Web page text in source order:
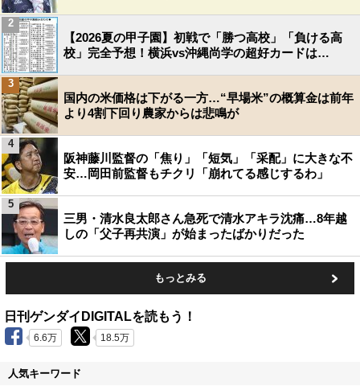
【2026夏の甲子園】初戦で「勝つ高校」「負ける高
校」完全予想！横浜vs沖縄尚学の超好カードは…
2
国内の米価格は下がる一方…“早場米”の概算金は前年
より4割下回り農家からは悲鳴が
3
阪神藤川監督の「焦り」「短気」「采配」に大きな不
安…岡田前監督もチクリ「崩れてる感じするわ」
4
三男・清水良太郎さん急死で清水アキラ沈痛…8年越
しの「父子再共演」が始まったばかりだった
5
もっとみる
日刊ゲンダイDIGITALを読もう！
6.6万 18.5万
人気キーワード